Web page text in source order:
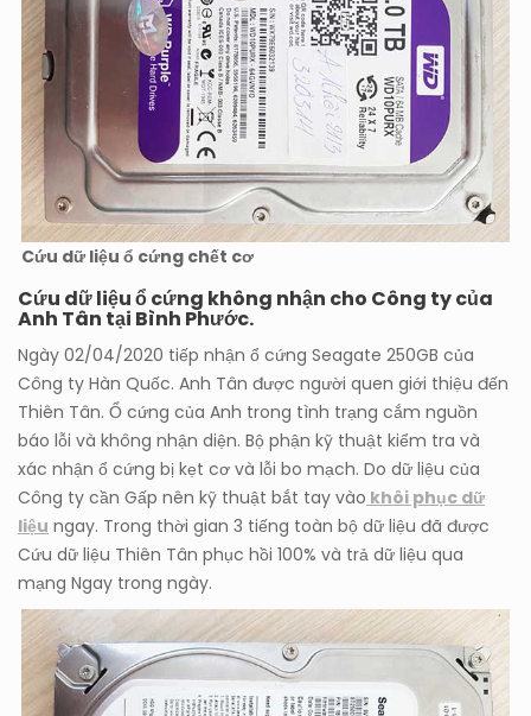
Cứu dữ liệu ổ cứng chết cơ
Cứu dữ liệu ổ cứng không nhận cho Công ty của
Anh Tân tại Bình Phước.
Ngày 02/04/2020 tiếp nhận ổ cứng Seagate 250GB của
Công ty Hàn Quốc. Anh Tân được người quen giới thiệu đến
Thiên Tân. Ổ cứng của Anh trong tình trạng cắm nguồn
báo lỗi và không nhận diện. Bộ phận kỹ thuật kiểm tra và
xác nhận ổ cứng bị kẹt cơ và lỗi bo mạch. Do dữ liệu của
Công ty cần Gấp nên kỹ thuật bắt tay vào khôi phục dữ
liệu ngay. Trong thời gian 3 tiếng toàn bộ dữ liệu đã được
Cứu dữ liệu Thiên Tân phục hồi 100% và trả dữ liệu qua
mạng Ngay trong ngày.